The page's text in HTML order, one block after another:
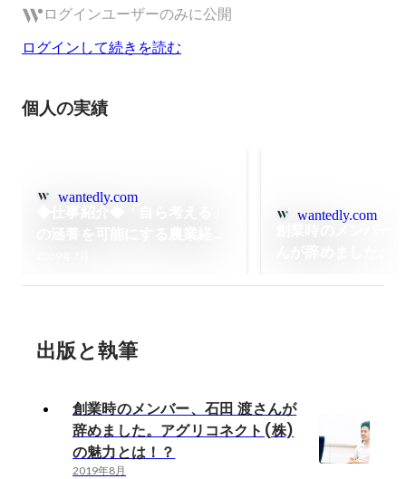
ログインユーザーのみに公開
ログインして続きを読む
個人の実績
wantedly.com
wantedly.com
出版と執筆
創業時のメンバー、石田 渡さんが
辞めました。アグリコネクト(株)
の魅力とは！？
2019年8月